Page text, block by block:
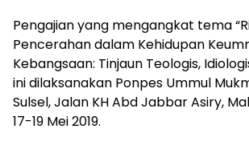
​Pengajian yang mengangkat tema
Pencerahan dalam Kehidupan
Kebangsaan: Tinjaun Teologis,
ini dilaksanakan Ponpes Ummul
Sulsel, Jalan KH Abd Jabbar Asiry,
17-19 Mei 2019.